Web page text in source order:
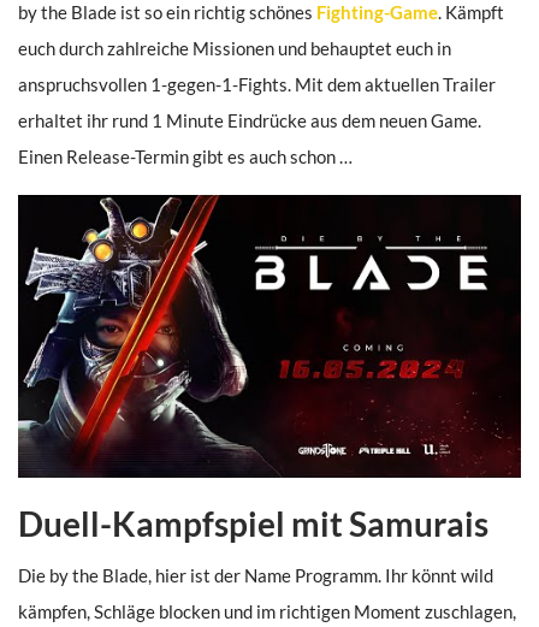
by the Blade ist so ein richtig schönes Fighting-Game. Kämpft
euch durch zahlreiche Missionen und behauptet euch in
anspruchsvollen 1-gegen-1-Fights. Mit dem aktuellen Trailer
erhaltet ihr rund 1 Minute Eindrücke aus dem neuen Game.
Einen Release-Termin gibt es auch schon …
Duell-Kampfspiel mit Samurais
Die by the Blade, hier ist der Name Programm. Ihr könnt wild
kämpfen, Schläge blocken und im richtigen Moment zuschlagen,